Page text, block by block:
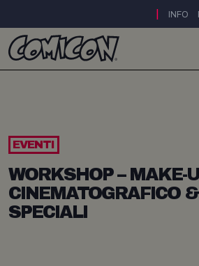
INFO
EVENTI
WORKSHOP – MAKE-
CINEMATOGRAFICO
SPECIALI